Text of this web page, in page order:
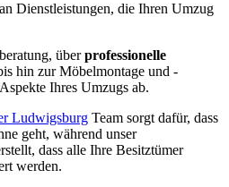
Dienstleistungen, die Ihren Umzug
überprofessionelle
hin zur Möbelmontage und -
Ihres Umzugs ab.
Ludwigsburg Team sorgt dafür, dass
geht, während unser
dass alle Ihre Besitztümer
werden.